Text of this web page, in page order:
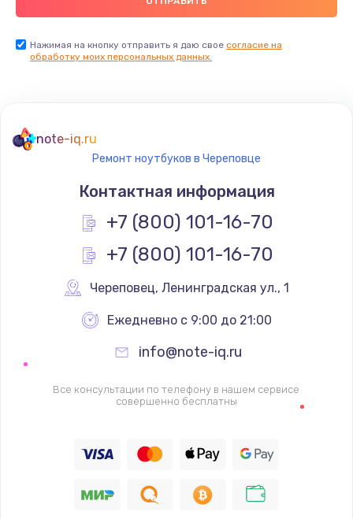
Нажимая на кнопку отправить я даю свое согласие на
обработку моих персональных данных.
note-iq.ru
Ремонт ноутбуков в Череповце
Контактная информация
+7 (800) 101-16-70
+7 (800) 101-16-70
Череповец, Ленинградская ул., 1
Ежедневно с 9:00 до 21:00
info@note-iq.ru
Все консультации по телефону в нашем сервисе
совершенно бесплатны